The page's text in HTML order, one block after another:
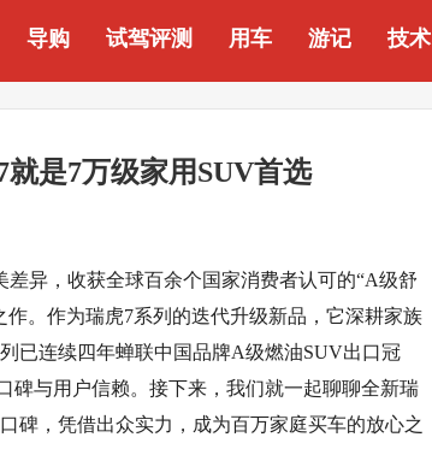
导购 试驾评测 用车 游记 技术
是7万级家用SUV首选
异，收获全球百余个国家消费者认可的“A级舒
。作为瑞虎7系列的迭代升级新品，它深耕家族
已连续四年蝉联中国品牌A级燃油SUV出口冠
碑与用户信赖。接下来，我们就一起聊聊全新瑞
碑，凭借出众实力，成为百万家庭买车的放心之